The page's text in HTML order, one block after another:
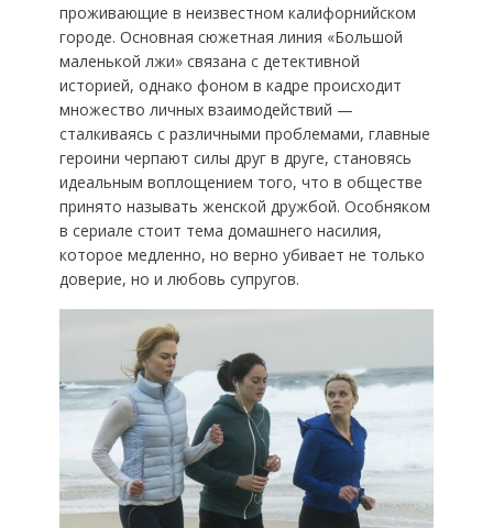
проживающие в неизвестном калифорнийском
городе. Основная сюжетная линия «Большой
маленькой лжи» связана с детективной
историей, однако фоном в кадре происходит
множество личных взаимодействий —
сталкиваясь с различными проблемами, главные
героини черпают силы друг в друге, становясь
идеальным воплощением того, что в обществе
принято называть женской дружбой. Особняком
в сериале стоит тема домашнего насилия,
которое медленно, но верно убивает не только
доверие, но и любовь супругов.